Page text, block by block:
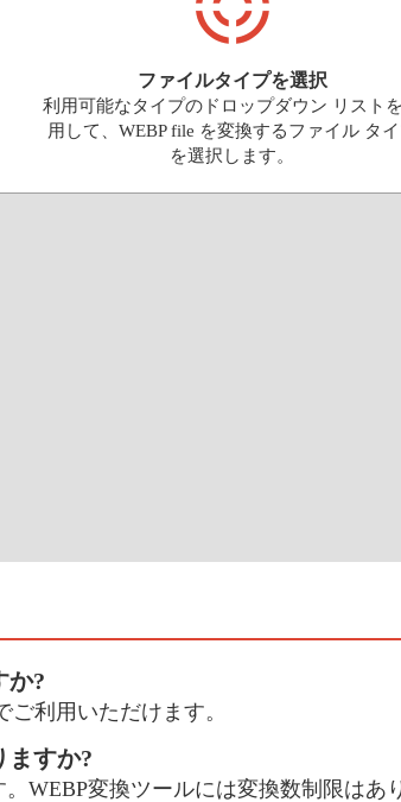
ファイルタイプを選択
利用可能なタイプのドロップダウン リスト
用して、WEBP file を変換するファイル タ
を選択します。
か?
利用いただけます。
ますか?
WEBP変換ツールには変換数制限はあ